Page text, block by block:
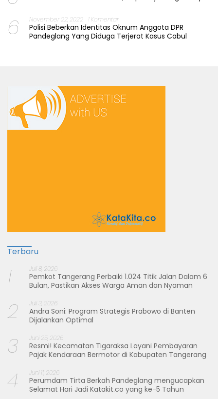
6 November 22, 2022 1 Komentar
Polisi Beberkan Identitas Oknum Anggota DPR
Pandeglang Yang Diduga Terjerat Kasus Cabul
Terbaru
1 Juli 8, 2026
Pemkot Tangerang Perbaiki 1.024 Titik Jalan Dalam 6
Bulan, Pastikan Akses Warga Aman dan Nyaman
2 Juli 3, 2026
Andra Soni: Program Strategis Prabowo di Banten
Dijalankan Optimal
3 Juni 25, 2026
Resmi! Kecamatan Tigaraksa Layani Pembayaran
Pajak Kendaraan Bermotor di Kabupaten Tangerang
4 Juni 11, 2026
Perumdam Tirta Berkah Pandeglang mengucapkan
Selamat Hari Jadi Katakit.co yang ke-5 Tahun